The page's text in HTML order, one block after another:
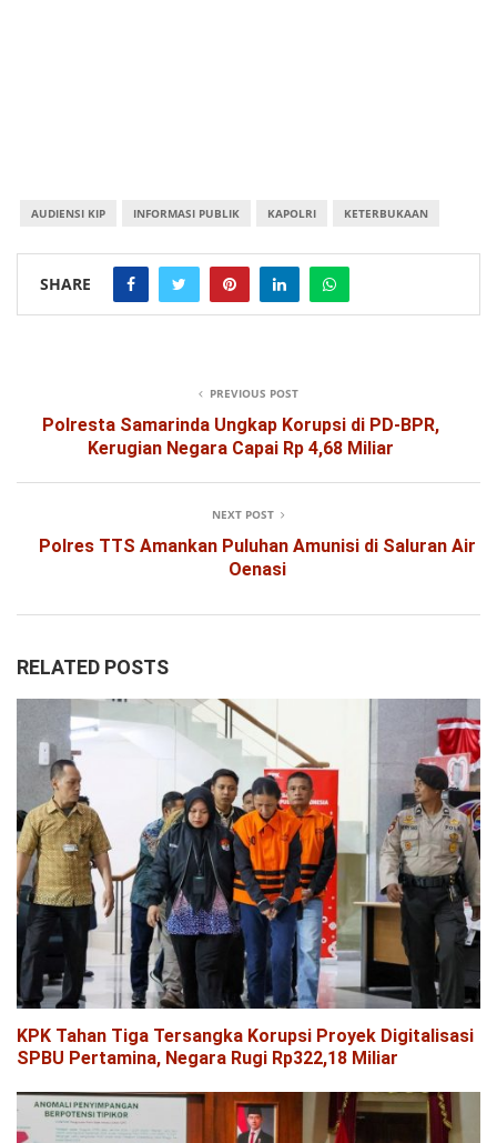
AUDIENSI KIP INFORMASI PUBLIK KAPOLRI KETERBUKAAN
SHARE
PREVIOUS POST
Polresta Samarinda Ungkap Korupsi di PD-BPR,
Kerugian Negara Capai Rp 4,68 Miliar
NEXT POST
Polres TTS Amankan Puluhan Amunisi di Saluran Air
Oenasi
RELATED POSTS
KPK Tahan Tiga Tersangka Korupsi Proyek Digitalisasi
SPBU Pertamina, Negara Rugi Rp322,18 Miliar